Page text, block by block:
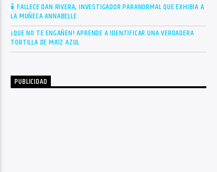
🕯 FALLECE DAN RIVERA, INVESTIGADOR PARANORMAL QUE EXHIBÍA A
LA MUÑECA ANNABELLE
¡QUE NO TE ENGAÑEN! APRENDE A IDENTIFICAR UNA VERDADERA
TORTILLA DE MAÍZ AZUL
PUBLICIDAD